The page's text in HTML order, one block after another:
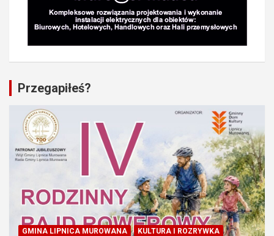
Przegapiłeś?
GMINA LIPNICA MUROWANA
KULTURA I ROZRYWKA